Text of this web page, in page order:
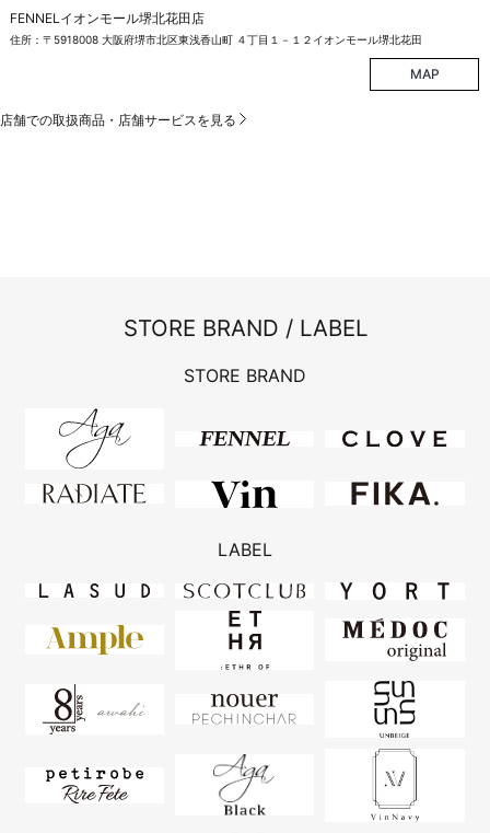
FENNELイオンモール堺北花田店
住所：〒5918008 大阪府堺市北区東浅香山町 ４丁目１－１２イオンモール堺北花田
MAP
店舗での取扱商品・店舗サービスを見る
STORE BRAND / LABEL
STORE BRAND
LABEL